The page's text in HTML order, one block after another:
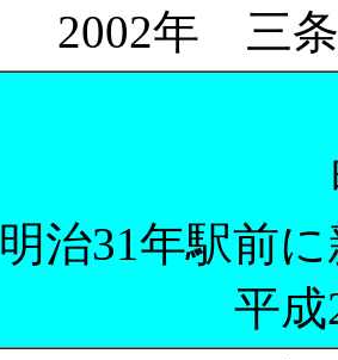
2002年 三
明治31年駅前
平